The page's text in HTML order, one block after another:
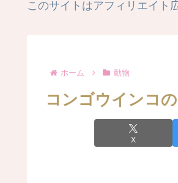
このサイトはアフィリエイト
ホーム 動物
コンゴウインコ
X